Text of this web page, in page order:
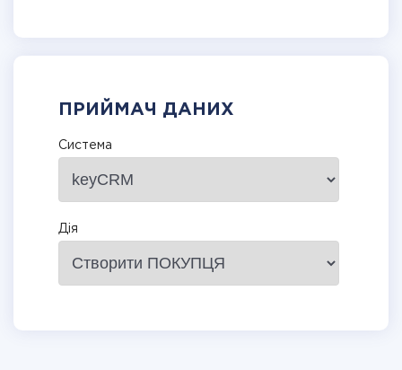
ПРИЙМАЧ ДАНИХ
Система
Дія